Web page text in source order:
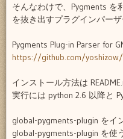
そんなわけで、Pygments を
を抜き出すプラグインパーザ
Pygments Plug-in Parser for
https://github.com/
インストール方法は
実行には python 2.6 以降と
global-pygments-plugin をイ
global-pygments-plugin を使